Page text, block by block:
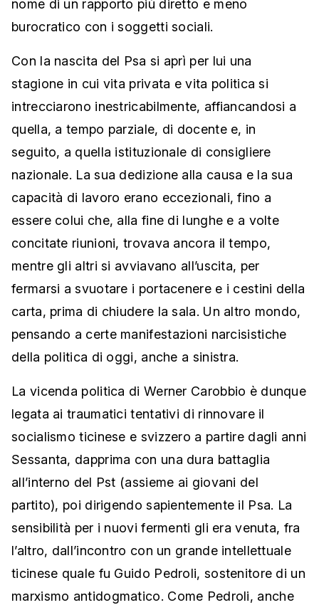
nome di un rapporto più diretto e meno
burocratico con i soggetti sociali.
Con la nascita del Psa si aprì per lui una
stagione in cui vita privata e vita politica si
intrecciarono inestricabilmente, affiancandosi a
quella, a tempo parziale, di docente e, in
seguito, a quella istituzionale di consigliere
nazionale. La sua dedizione alla causa e la sua
capacità di lavoro erano eccezionali, fino a
essere colui che, alla fine di lunghe e a volte
concitate riunioni, trovava ancora il tempo,
mentre gli altri si avviavano all’uscita, per
fermarsi a svuotare i portacenere e i cestini della
carta, prima di chiudere la sala. Un altro mondo,
pensando a certe manifestazioni narcisistiche
della politica di oggi, anche a sinistra.
La vicenda politica di Werner Carobbio è dunque
legata ai traumatici tentativi di rinnovare il
socialismo ticinese e svizzero a partire dagli anni
Sessanta, dapprima con una dura battaglia
all’interno del Pst (assieme ai giovani del
partito), poi dirigendo sapientemente il Psa. La
sensibilità per i nuovi fermenti gli era venuta, fra
l’altro, dall’incontro con un grande intellettuale
ticinese quale fu Guido Pedroli, sostenitore di un
marxismo antidogmatico. Come Pedroli, anche